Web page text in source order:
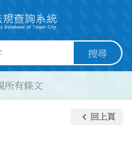
搜尋
所有條文
keyboard_arrow_left 回上頁